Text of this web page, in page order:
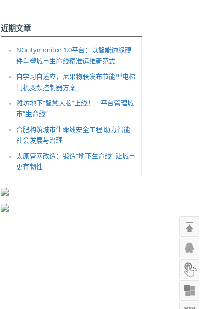
近期文章
NGcitymonitor 1.0平台：以智能边缘硬
件重塑城市生命线精准运维新范式
自学习自适应，尼果物联发布节能型电梯
门机变频控制器方案
潍坊地下“智慧大脑”上线！一平台管理城
市“生命线”
合肥构筑城市生命线安全工程 助力智能
社会发展与治理
太原管网改造：锻造“地下生命线” 让城市
更有韧性